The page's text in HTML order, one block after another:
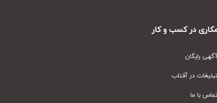
در کسب و کار
رایگان
در آفتاب
با ما